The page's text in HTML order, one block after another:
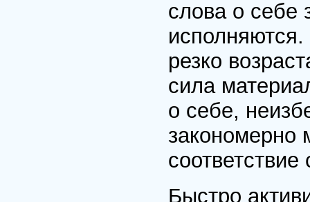
слова о себе
резко
сила
о себе,
закономерно
Быстро